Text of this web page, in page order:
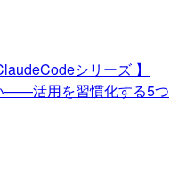
シリーズ 】
——活用を習慣化する5つ